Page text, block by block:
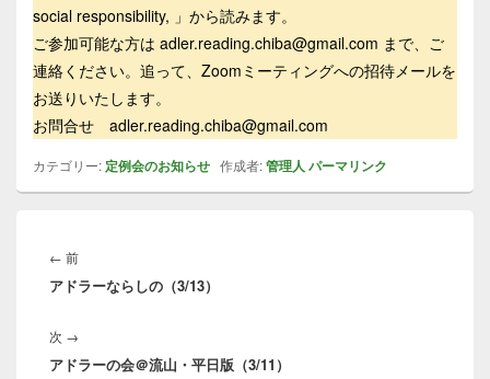
social responsibility, 」から読みます。
ご参加可能な方は adler.reading.chiba@gmail.com まで、ご
連絡ください。追って、Zoomミーティングへの招待メールを
お送りいたします。
お問合せ adler.reading.chiba@gmail.com
カテゴリー: 定例会のお知らせ 作成者:管理人 パーマリンク
稿
ナ
ゲ
ー
← 前前
の
アドラーならしの（3/13）
次 →
の
アドラーの会＠流山・平日版（3/11）